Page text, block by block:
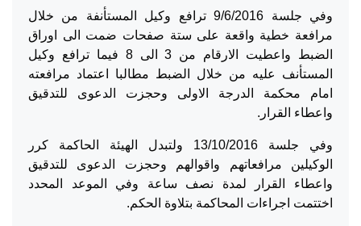
وفي جلسة 9/6/2016 ترافع وكيل المستأنفة من خلال
مرافعة خطية واقعة على ستة صفحات ضمت الى اوراق
الضبط واعطيت الارقام من 3 الى 8 فيما ترافع وكيل
المستأنف عليه من خلال الضبط مطالبا اعتماد مرافعته
امام محكمة الدرجة الاولى وحجزت الدعوى للتدقيق
واعطاء القرار.
وفي جلسة 13/10/2016 ولتبدل الهيئة الحاكمة كرر
الوكيلين مرافعاتهم واقوالهم وحجزت الدعوى للتدقيق
واعطاء القرار لمدة نصف ساعة وفي الموعد المحدد
اختتمت اجراءات المحاكمة بتلاوة الحكم.